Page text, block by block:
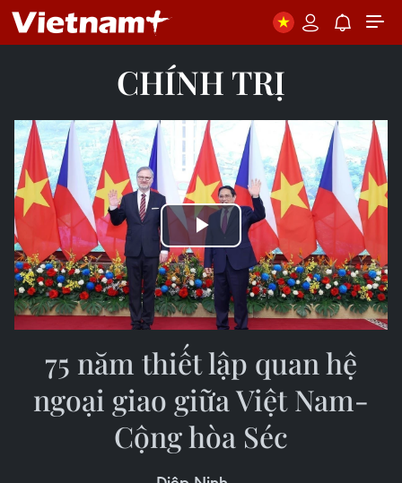
CHÍNH TRỊ
Play
Video
75 năm thiết lập quan hệ
ngoại giao giữa Việt Nam-
Cộng hòa Séc